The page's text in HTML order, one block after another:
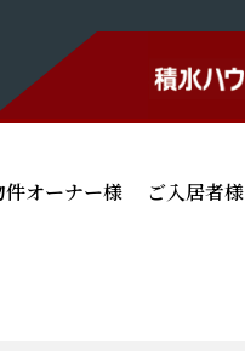
件オーナー様 ご入居者様